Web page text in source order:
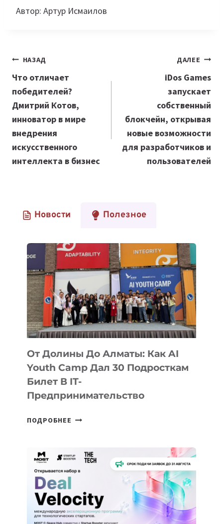
Автор: Артур Исмаилов
Навигация
по
записям
НАЗАД
Что отличает
победителей?
Дмитрий Котов,
инноватор в мире
внедрения
искусственного
интеллекта в бизнес
ДАЛЕЕ
iDos Games
запускает
собственный
блокчейн, открывая
новые возможности
для разработчиков и
пользователей
Новости Полезное
От Долины До Алматы: Как AI
Youth Camp Дал 30 Подросткам
Билет В IT-
Предпринимательство
ПОДРОБНЕЕ ОТ
АЛМАТЫ:
AI
YOUTH
CAMP
ДАЛ